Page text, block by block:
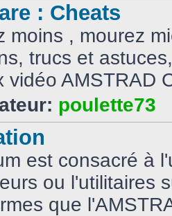
: Cheats
moins , mourez
trucs et
vidéo AMSTRAD
poulette73
est consacré à
ou l'utilitaires
que